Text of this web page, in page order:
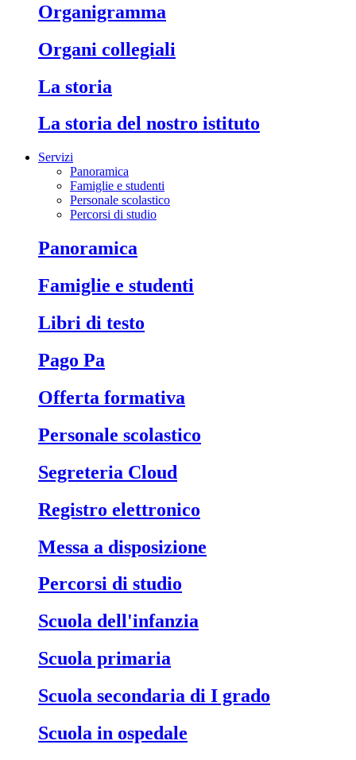
Organigramma
Organi collegiali
La storia
La storia del nostro istituto
Servizi
Panoramica
Famiglie e studenti
Personale scolastico
Percorsi di studio
Panoramica
Famiglie e studenti
Libri di testo
Pago Pa
Offerta formativa
Personale scolastico
Segreteria Cloud
Registro elettronico
Messa a disposizione
Percorsi di studio
Scuola dell'infanzia
Scuola primaria
Scuola secondaria di I grado
Scuola in ospedale